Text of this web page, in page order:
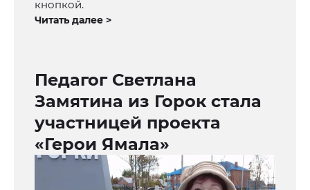
кнопкой.
Читать далее >
Педагог Светлана
Замятина из Горок стала
участницей проекта
«Герои Ямала»